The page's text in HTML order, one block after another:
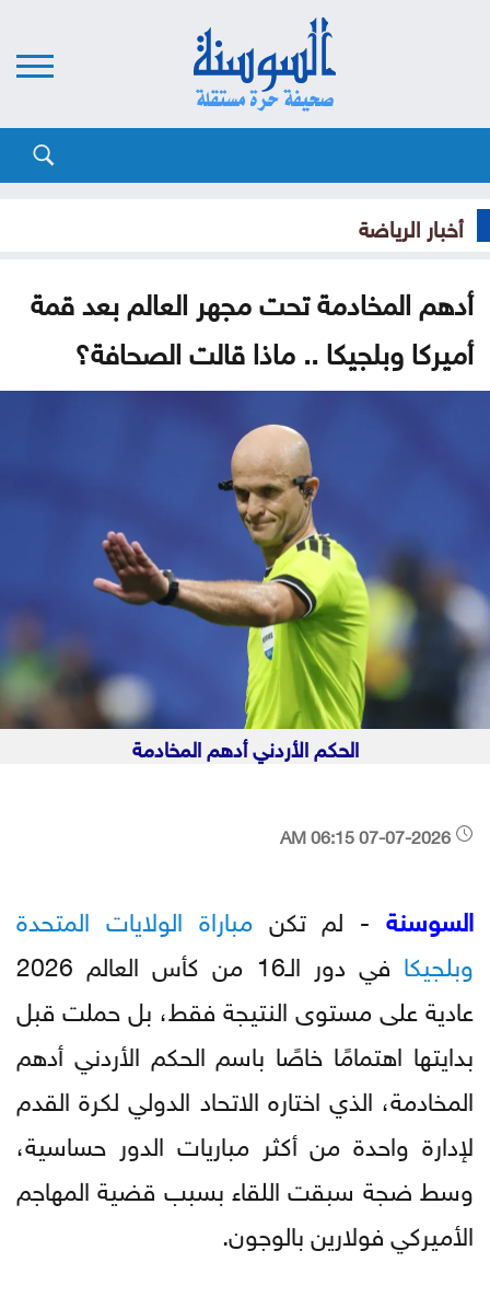
أخبار الرياضة
أدهم المخادمة تحت مجهر العالم بعد قمة
أميركا وبلجيكا .. ماذا قالت الصحافة؟
الحكم الأردني أدهم المخادمة
السوسنة- لم تكنمباراة الولايات المتحدة
وبلجيكا
في دور الـ16 من كأس العالم 2026
عادية على مستوى النتيجة فقط، بل حملت قبل
بدايتها اهتمامًا خاصًا باسم الحكم الأردني أدهم
المخادمة، الذي اختاره الاتحاد الدولي لكرة القدم
لإدارة واحدة من أكثر مباريات الدور حساسية،
وسط ضجة سبقت اللقاء بسبب قضية المهاجم
الأميركي فولارين بالوجون.